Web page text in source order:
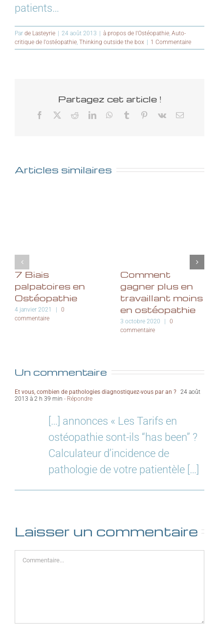
patients…
Par de Lasteyrie 24 août 2013 à propos de l'Ostéopathie, Auto-
critique de l'ostéopathie, Thinking outside the box 1 Commentaire
Partagez cet article !
Facebook RedditLinkedInWhatsApp
Tumblr Pinterest
Vk Email
Articles similaires
7 Biais
palpatoires en
Ostéopathie
4 janvier 2021 |
0
commentaire
Comment
gagner plus en
travaillant moins
en ostéopathie
3 octobre 2020 |
0
commentaire
Un commentaire
Et vous, combien de pathologies diagnostiquez-vous par an ? 24 août
2013 à 2 h 39 min - Répondre
[…] annonces « Les Tarifs en
ostéopathie sont-ils “has been” ?
Calculateur d’incidence de
pathologie de votre patientèle […]
Laisser un commentaire
Commentaire